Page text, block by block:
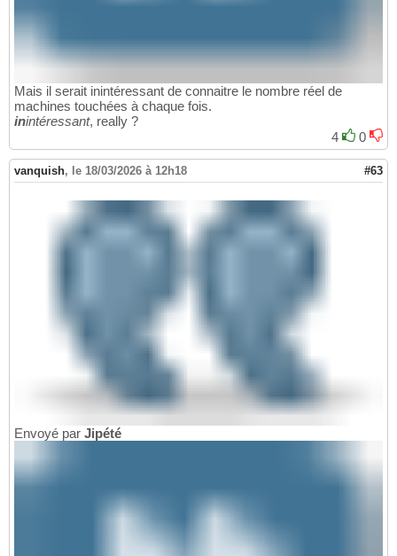
Mais il serait inintéressant de connaitre le nombre réel de
machines touchées à chaque fois.
inintéressant, really ?
4
0
vanquish, le 18/03/2026 à 12h18 #63
Envoyé par Jipété